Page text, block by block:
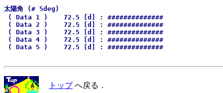
太陽角 (# 5deg)
( Data 1 )    72.5 [d] : ##############
( Data 2 )    72.5 [d] : ##############
( Data 3 )    72.5 [d] : ##############
( Data 4 )    72.5 [d] : ##############
トップへ戻る．